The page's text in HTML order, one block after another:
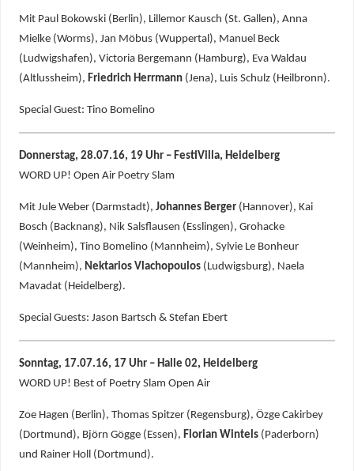
Mit Paul Bokowski (Berlin), Lillemor Kausch (St. Gallen), Anna
Mielke (Worms), Jan Möbus (Wuppertal), Manuel Beck
(Ludwigshafen), Victoria Bergemann (Hamburg), Eva Waldau
(Altlussheim), Friedrich Herrmann(Jena), Luis Schulz (Heilbronn).
Special Guest: Tino Bomelino
Donnerstag, 28.07.16, 19 Uhr – FestiVilla, Heidelberg
WORD UP! Open Air Poetry Slam
Mit Jule Weber (Darmstadt), Johannes Berger(Hannover), Kai
Bosch (Backnang), Nik Salsflausen (Esslingen), Grohacke
(Weinheim), Tino Bomelino (Mannheim), Sylvie Le Bonheur
(Mannheim), Nektarios Vlachopoulos(Ludwigsburg), Naela
Mavadat (Heidelberg).
Special Guests: Jason Bartsch & Stefan Ebert
Sonntag, 17.07.16, 17 Uhr – Halle 02, Heidelberg
WORD UP! Best of Poetry Slam Open Air
Zoe Hagen (Berlin), Thomas Spitzer (Regensburg), Özge Cakirbey
(Dortmund), Björn Gögge (Essen), Florian Wintels(Paderborn)
und Rainer Holl (Dortmund).